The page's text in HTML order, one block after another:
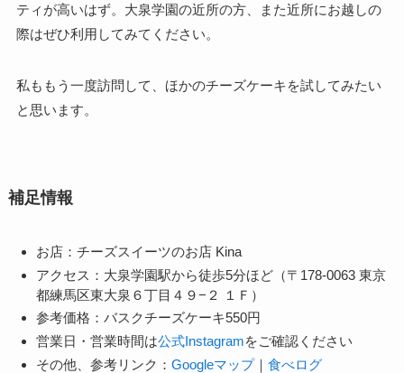
ティが高いはず。大泉学園の近所の方、また近所にお越しの
際はぜひ利用してみてください。
私ももう一度訪問して、ほかのチーズケーキを試してみたい
と思います。
補足情報
お店：チーズスイーツのお店 Kina
アクセス：大泉学園駅から徒歩5分ほど（〒178-0063 東京
都練馬区東大泉６丁目４９−２ １Ｆ）
参考価格：バスクチーズケーキ550円
営業日・営業時間は公式Instagramをご確認ください
その他、参考リンク：Googleマップ｜食べログ